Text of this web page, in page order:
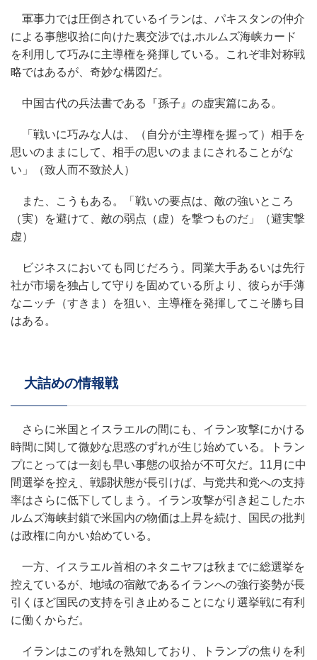
軍事力では圧倒されているイランは、パキスタンの仲介
による事態収拾に向けた裏交渉では,ホルムズ海峡カード
を利用して巧みに主導権を発揮している。これぞ非対称戦
略ではあるが、奇妙な構図だ。
中国古代の兵法書である『孫子』の虚実篇にある。
「戦いに巧みな人は、（自分が主導権を握って）相手を
思いのままにして、相手の思いのままにされることがな
い」（致人而不致於人）
また、こうもある。「戦いの要点は、敵の強いところ
（実）を避けて、敵の弱点（虚）を撃つものだ」（避実撃
虚）
ビジネスにおいても同じだろう。同業大手あるいは先行
社が市場を独占して守りを固めている所より、彼らが手薄
なニッチ（すきま）を狙い、主導権を発揮してこそ勝ち目
はある。
大詰めの情報戦
さらに米国とイスラエルの間にも、イラン攻撃にかける
時間に関して微妙な思惑のずれが生じ始めている。トラン
プにとっては一刻も早い事態の収拾が不可欠だ。11月に中
間選挙を控え、戦闘状態が長引けば、与党共和党への支持
率はさらに低下してしまう。イラン攻撃が引き起こしたホ
ルムズ海峡封鎖で米国内の物価は上昇を続け、国民の批判
は政権に向かい始めている。
一方、イスラエル首相のネタニヤフは秋までに総選挙を
控えているが、地域の宿敵であるイランへの強行姿勢が長
引くほど国民の支持を引き止めることになり選挙戦に有利
に働くからだ。
イランはこのずれを熟知しており、トランプの焦りを利